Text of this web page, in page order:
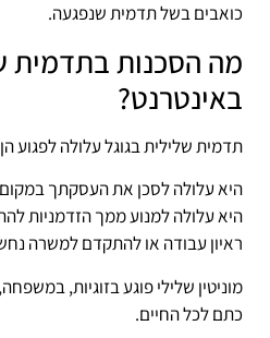
כואבים בשל תדמית שנפגעה.
מה הסכנות בתדמית
באינטרנט?
תדמית שלילית בגוגל עלולה לפגוע
היא עלולה לסכן את העסקתך במקום
היא עלולה למנוע ממך הזדמניות
ראיון עבודה או להתקדם למשרה
מוניטין שלילי פוגע בזוגיות,
כתם לכל החיים.